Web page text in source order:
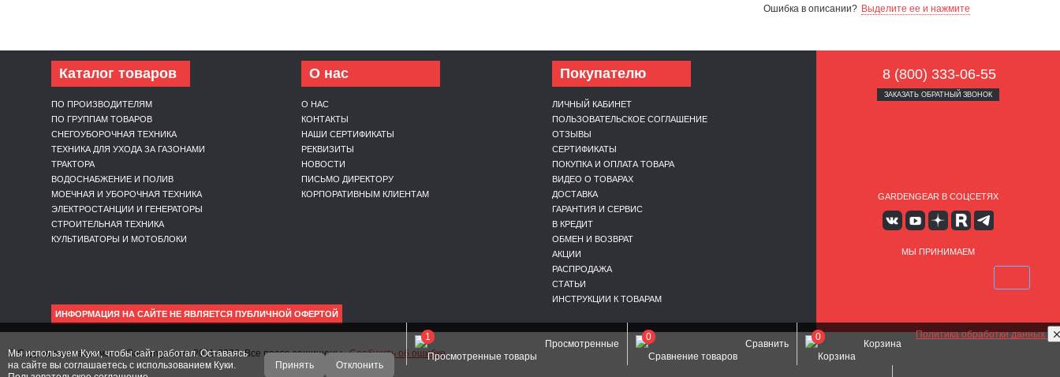
Ошибка в описании? Выделите ее и нажмите
Каталог товаров
ПО ПРОИЗВОДИТЕЛЯМ
ПО ГРУППАМ ТОВАРОВ
СНЕГОУБОРОЧНАЯ ТЕХНИКА
ТЕХНИКА ДЛЯ УХОДА ЗА ГАЗОНАМИ
ТРАКТОРА
ВОДОСНАБЖЕНИЕ И ПОЛИВ
МОЕЧНАЯ И УБОРОЧНАЯ ТЕХНИКА
ЭЛЕКТРОСТАНЦИИ И ГЕНЕРАТОРЫ
СТРОИТЕЛЬНАЯ ТЕХНИКА
КУЛЬТИВАТОРЫ И МОТОБЛОКИ
О нас
О НАС
КОНТАКТЫ
НАШИ СЕРТИФИКАТЫ
РЕКВИЗИТЫ
НОВОСТИ
ПИСЬМО ДИРЕКТОРУ
КОРПОРАТИВНЫМ КЛИЕНТАМ
Покупателю
ЛИЧНЫЙ КАБИНЕТ
ПОЛЬЗОВАТЕЛЬСКОЕ СОГЛАШЕНИЕ
ОТЗЫВЫ
СЕРТИФИКАТЫ
ПОКУПКА И ОПЛАТА ТОВАРА
ВИДЕО О ТОВАРАХ
ДОСТАВКА
ГАРАНТИЯ И СЕРВИС
В КРЕДИТ
ОБМЕН И ВОЗВРАТ
АКЦИИ
РАСПРОДАЖА
СТАТЬИ
ИНСТРУКЦИИ К ТОВАРАМ
ИНФОРМАЦИЯ НА САЙТЕ НЕ ЯВЛЯЕТСЯ ПУБЛИЧНОЙ ОФЕРТОЙ
8 (800) 333-06-55
ЗАКАЗАТЬ ОБРАТНЫЙ ЗВОНОК
GARDENGEAR В СОЦСЕТЯХ
МЫ ПРИНИМАЕМ
© Садовые механизмы — Gardengear.ru, 2011-2026. Все права защищены.Сообщить об ошибке
Политика обработки данных
Корзина
0
Сравнить
0
Просмотренные
1
Мы используем Куки, чтобы сайт работал. Оставаясь
на сайте вы соглашаетесь с использованием Куки.
Принять Отклонить